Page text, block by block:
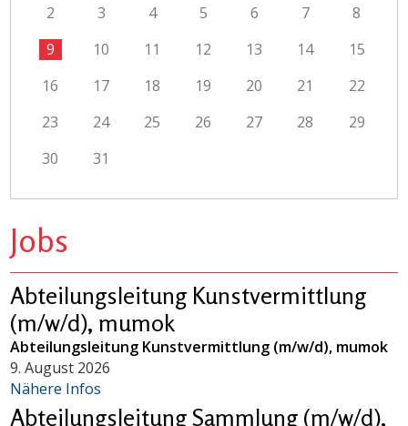
2
3 4 5 6 7
8
9
10 11 12 13 14
15
16
17 18 19 20 21
22
23
24 25 26 27 28
29
30
31
Jobs
Abteilungsleitung Kunstvermittlung
(m/w/d), mumok
Abteilungsleitung Kunstvermittlung (m/w/d), mumok
9. August 2026
Nähere Infos
Abteilungsleitung Sammlung (m/w/d),